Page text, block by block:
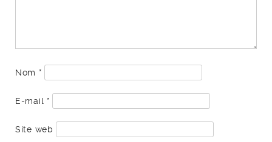
Nom *
E-mail *
Site web